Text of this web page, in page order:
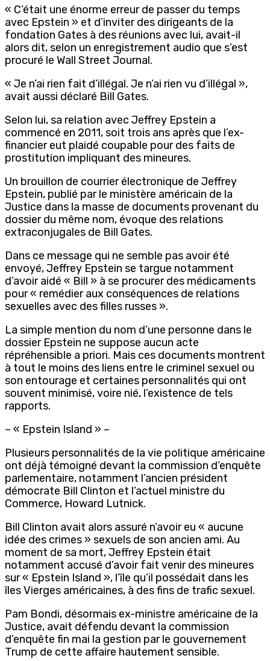
« C’était une énorme erreur de passer du temps
avec Epstein » et d’inviter des dirigeants de la
fondation Gates à des réunions avec lui, avait-il
alors dit, selon un enregistrement audio que s’est
procuré le Wall Street Journal.
« Je n’ai rien fait d’illégal. Je n’ai rien vu d’illégal »,
avait aussi déclaré Bill Gates.
Selon lui, sa relation avec Jeffrey Epstein a
commencé en 2011, soit trois ans après que l’ex-
financier eut plaidé coupable pour des faits de
prostitution impliquant des mineures.
Un brouillon de courrier électronique de Jeffrey
Epstein, publié par le ministère américain de la
Justice dans la masse de documents provenant du
dossier du même nom, évoque des relations
extraconjugales de Bill Gates.
Dans ce message qui ne semble pas avoir été
envoyé, Jeffrey Epstein se targue notamment
d’avoir aidé « Bill » à se procurer des médicaments
pour « remédier aux conséquences de relations
sexuelles avec des filles russes ».
La simple mention du nom d’une personne dans le
dossier Epstein ne suppose aucun acte
répréhensible a priori. Mais ces documents montrent
à tout le moins des liens entre le criminel sexuel ou
son entourage et certaines personnalités qui ont
souvent minimisé, voire nié, l’existence de tels
rapports.
– « Epstein Island » –
Plusieurs personnalités de la vie politique américaine
ont déjà témoigné devant la commission d’enquête
parlementaire, notamment l’ancien président
démocrate Bill Clinton et l’actuel ministre du
Commerce, Howard Lutnick.
Bill Clinton avait alors assuré n’avoir eu « aucune
idée des crimes » sexuels de son ancien ami. Au
moment de sa mort, Jeffrey Epstein était
notamment accusé d’avoir fait venir des mineures
sur « Epstein Island », l’île qu’il possédait dans les
îles Vierges américaines, à des fins de trafic sexuel.
Pam Bondi, désormais ex-ministre américaine de la
Justice, avait défendu devant la commission
d’enquête fin mai la gestion par le gouvernement
Trump de cette affaire hautement sensible.